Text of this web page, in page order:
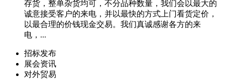
存货，整单杂货均可，不分品种数量，我们会以最大的
诚意接受客户的来电，并以最快的方式上门看货定价，
以最合理的价钱现金交易。我们真诚感谢各方的来
电，...
招标发布
展会资讯
对外贸易